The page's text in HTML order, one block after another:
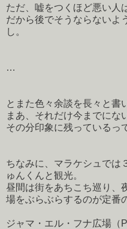
ただ、嘘をつくほど悪い人
だから後でそうならないよ
し。
…
とまた色々余談を長々と書
まあ、それだけ今までにな
その分印象に残っているっ
ちなみに、マラケシュでは
ゅんくんと観光。
昼間は街をあちこち巡り、
場をぶらぶらするのが定番
ジャマ・エル・フナ広場（